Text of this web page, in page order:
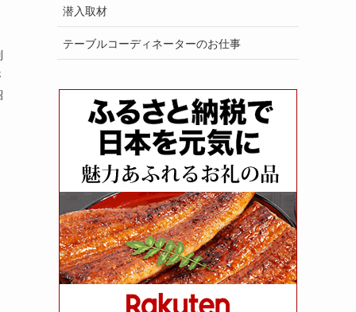
潜入取材
テーブルコーディネーターのお仕事